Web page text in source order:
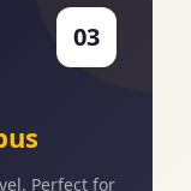
03
Perfect for